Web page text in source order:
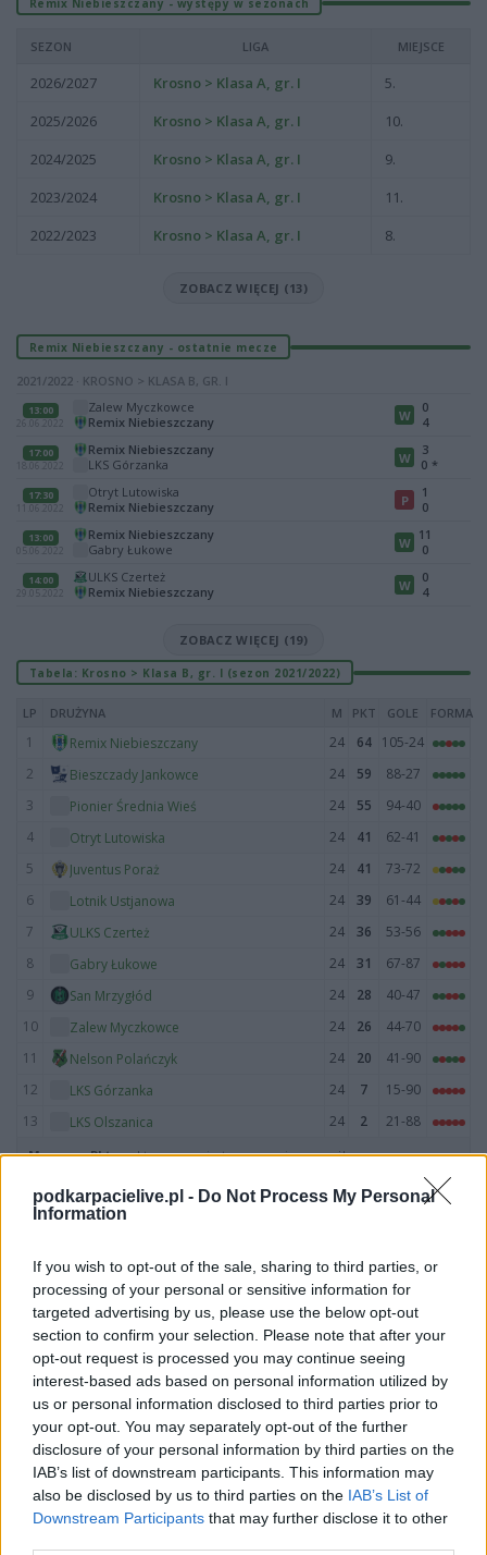
podkarpacielive.pl - Do Not Process My Personal
Information
If you wish to opt-out of the sale, sharing to third parties, or
processing of your personal or sensitive information for
targeted advertising by us, please use the below opt-out
section to confirm your selection. Please note that after your
opt-out request is processed you may continue seeing
interest-based ads based on personal information utilized by
us or personal information disclosed to third parties prior to
your opt-out. You may separately opt-out of the further
disclosure of your personal information by third parties on the
IAB’s list of downstream participants. This information may
also be disclosed by us to third parties on the IAB’s List of
Downstream Participants that may further disclose it to other
SEZON LIGA MIEJSCE
2026/2027 Krosno > Klasa A, gr. I
5.
2025/2026
Krosno > Klasa A, gr. I
10.
2024/2025
Krosno > Klasa A, gr. I
9.
2023/2024
Krosno > Klasa A, gr. I
11.
2022/2023
Krosno > Klasa A, gr. I 8.
ZOBACZ WIĘCEJ (13)
Remix Niebieszczany - ostatnie mecze
2021/2022 · KROSNO > KLASA B, GR. I
13:00
26.06.2022
Zalew Myczkowce
Remix Niebieszczany
W
0
4
17:00
18.06.2022
Remix Niebieszczany
LKS Górzanka
W
3
0 *
17:30
11.06.2022
Otryt Lutowiska
Remix Niebieszczany
P
1
0
13:00
05.06.2022
Remix Niebieszczany
Gabry Łukowe
W 11
0
14:00
29.05.2022
ULKS Czerteż
Remix Niebieszczany
W
0
4
ZOBACZ WIĘCEJ (19)
Tabela: Krosno > Klasa B, gr. I (sezon 2021/2022)
LP DRUŻYNA M PKT GOLE FORMA
1 Remix Niebieszczany 24 64
105-24
2
Bieszczady Jankowce 24 59
88-27
3
Pionier Średnia Wieś 24 55
94-40
4
Otryt Lutowiska 24 41
62-41
5
Juventus Poraż 24 41
73-72
6
Lotnik Ustjanowa 24 39
61-44
7
ULKS Czerteż 24 36
53-56
8
Gabry Łukowe 24 31
67-87
9
San Mrzygłód 24 28
40-47
10
Zalew Myczkowce 24 26
44-70
11
Nelson Polańczyk 24 20
41-90
12
LKS Górzanka 24 7
15-90
13
LKS Olszanica 24 2 21-88
Mmecze,Pktpunkty · zwycięstwo remis porażka
Remix Niebieszczany - mecze rozegrane u siebie
Remix Niebieszczany 12 34
60-11
Pionier Średnia Wieś 12
55-17
3
Bieszczady Jankowce 12 28
49-13
ULKS Czerteż 12 26
30-16
Otryt Lutowiska 12 25
42-19
6
Lotnik Ustjanowa 12 25
33-16
Juventus Poraż 12 23
8
San Mrzygłód 12 21
21-17
Gabry Łukowe 12 19
44-44